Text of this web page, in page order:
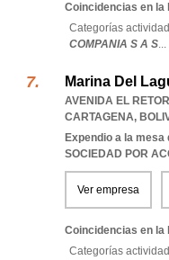
Coincidencias en la
Categorías
COMPANIA S A S...
Marina Del
AVENIDA EL
CARTAGENA,
Expendio a la
SOCIEDAD POR
Ver empresa
Coincidencias en la
Categorías